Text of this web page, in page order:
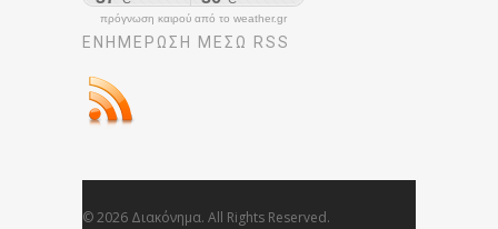
πρόγνωση καιρού από το weather.gr
ΕΝΗΜΈΡΩΣΉ ΜΕΣΩ RSS
© 2026 Διακόνημα. All Rights Reserved.